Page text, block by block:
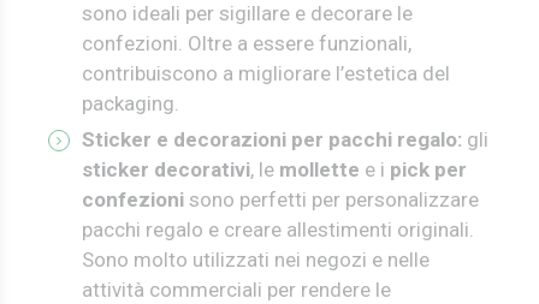
sono ideali per sigillare e decorare le
confezioni. Oltre a essere funzionali,
contribuiscono a migliorare l’estetica del
packaging.
Sticker e decorazioni per pacchi regalo: gli
sticker decorativi, le mollette e i pick per
confezioni sono perfetti per personalizzare
pacchi regalo e creare allestimenti originali.
Sono molto utilizzati nei negozi e nelle
attività commerciali per rendere le